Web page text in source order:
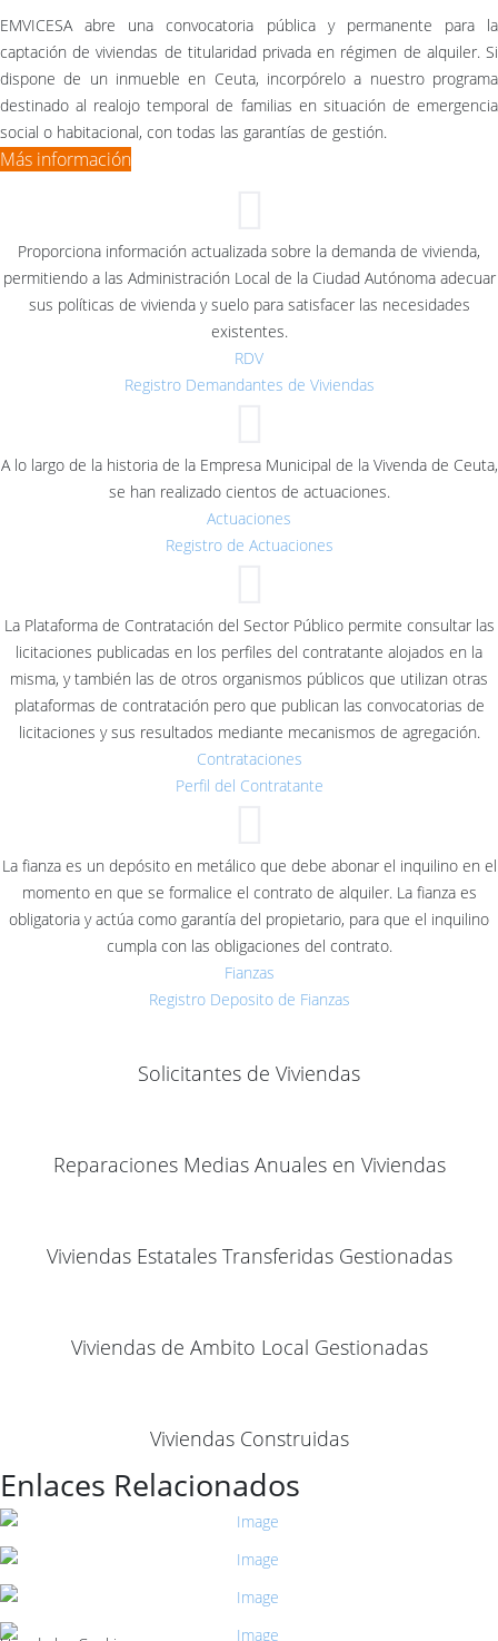
EMVICESA abre una convocatoria pública y permanente para la
captación de viviendas de titularidad privada en régimen de alquiler. Si
dispone de un inmueble en Ceuta, incorpórelo a nuestro programa
destinado al realojo temporal de familias en situación de emergencia
social o habitacional, con todas las garantías de gestión.
Más información
Proporciona información actualizada sobre la demanda de vivienda,
permitiendo a las Administración Local de la Ciudad Autónoma adecuar
sus políticas de vivienda y suelo para satisfacer las necesidades
existentes.
RDV
Registro Demandantes de Viviendas
A lo largo de la historia de la Empresa Municipal de la Vivenda de Ceuta,
se han realizado cientos de actuaciones.
Actuaciones
Registro de Actuaciones
La Plataforma de Contratación del Sector Público permite consultar las
licitaciones publicadas en los perfiles del contratante alojados en la
misma, y también las de otros organismos públicos que utilizan otras
plataformas de contratación pero que publican las convocatorias de
licitaciones y sus resultados mediante mecanismos de agregación.
Contrataciones
Perfil del Contratante
La fianza es un depósito en metálico que debe abonar el inquilino en el
momento en que se formalice el contrato de alquiler. La fianza es
obligatoria y actúa como garantía del propietario, para que el inquilino
cumpla con las obligaciones del contrato.
Fianzas
Registro Deposito de Fianzas
Solicitantes de Viviendas
Reparaciones Medias Anuales en Viviendas
Viviendas Estatales Transferidas Gestionadas
Viviendas de Ambito Local Gestionadas
Viviendas Construidas
Enlaces Relacionados